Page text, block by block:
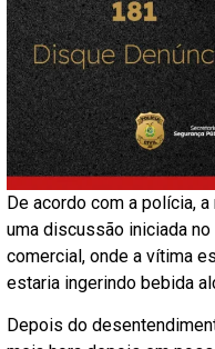
De acordo com a polícia,
uma discussão iniciada
comercial, onde a vítima
estaria ingerindo bebida
Depois do